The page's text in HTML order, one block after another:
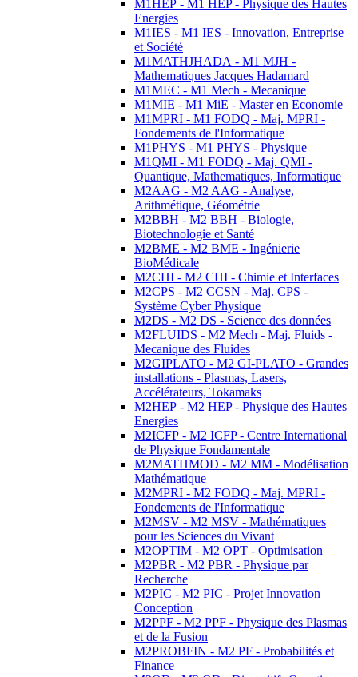
M1HEP - M1 HEP - Physique des Hautes
Energies
M1IES - M1 IES - Innovation, Entreprise
et Société
M1MATHJHADA - M1 MJH -
Mathematiques Jacques Hadamard
M1MEC - M1 Mech - Mecanique
M1MIE - M1 MiE - Master en Economie
M1MPRI - M1 FODQ - Maj. MPRI -
Fondements de l'Informatique
M1PHYS - M1 PHYS - Physique
M1QMI - M1 FODQ - Maj. QMI -
Quantique, Mathematiques, Informatique
M2AAG - M2 AAG - Analyse,
Arithmétique, Géométrie
M2BBH - M2 BBH - Biologie,
Biotechnologie et Santé
M2BME - M2 BME - Ingénierie
BioMédicale
M2CHI - M2 CHI - Chimie et Interfaces
M2CPS - M2 CCSN - Maj. CPS -
Système Cyber Physique
M2DS - M2 DS - Science des données
M2FLUIDS - M2 Mech - Maj. Fluids -
Mecanique des Fluides
M2GIPLATO - M2 GI-PLATO - Grandes
installations - Plasmas, Lasers,
Accélérateurs, Tokamaks
M2HEP - M2 HEP - Physique des Hautes
Energies
M2ICFP - M2 ICFP - Centre International
de Physique Fondamentale
M2MATHMOD - M2 MM - Modélisation
Mathématique
M2MPRI - M2 FODQ - Maj. MPRI -
Fondements de l'Informatique
M2MSV - M2 MSV - Mathématiques
pour les Sciences du Vivant
M2OPTIM - M2 OPT - Optimisation
M2PBR - M2 PBR - Physique par
Recherche
M2PIC - M2 PIC - Projet Innovation
Conception
M2PPF - M2 PPF - Physique des Plasmas
et de la Fusion
M2PROBFIN - M2 PF - Probabilités et
Finance